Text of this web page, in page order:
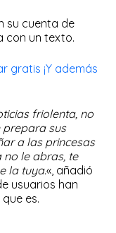
su cuenta de
con un texto.
gratis ¡Y además
friolenta, no
prepara sus
a las princesas
le abras, te
la tuya.«, añadió
usuarios han
es.